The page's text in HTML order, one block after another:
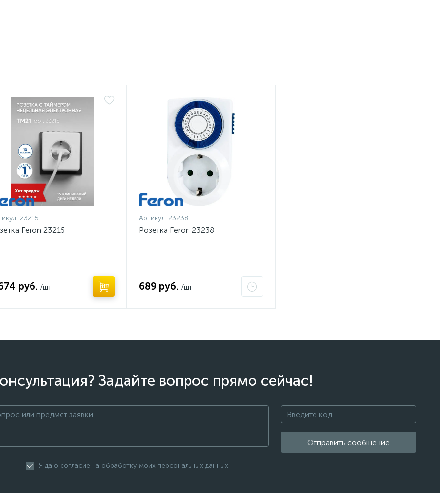
23215
Feron 23215
руб. /шт
Артикул: 23238
Розетка Feron 23238
689 руб. /шт
Задайте вопрос прямо сейчас!
Отправить сообщение
Я даю согласие на обработку моих персональных данных